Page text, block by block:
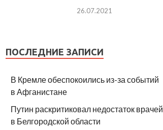
26.07.2021
ПОСЛЕДНИЕ ЗАПИСИ
В Кремле обеспокоились из-за событий
в Афганистане
Путин раскритиковал недостаток врачей
в Белгородской области